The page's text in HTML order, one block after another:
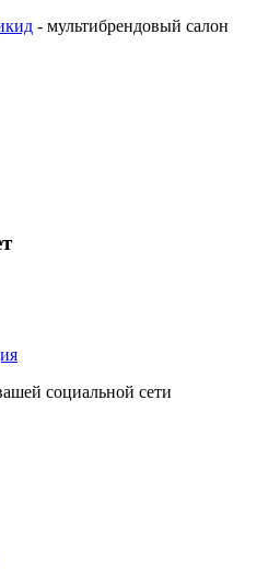
- мультибрендовый салон
социальной сети